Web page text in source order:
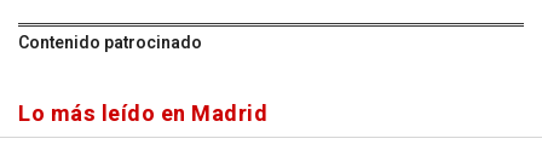
Contenido patrocinado
Lo más leído en Madrid